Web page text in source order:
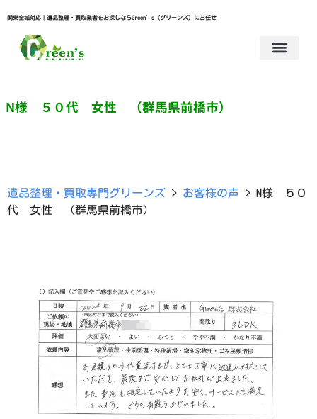
関東全域対応｜遺品整理・買取業者をお探しならGreen’s（グリーンズ）にお任せ
N様 ５０代 女性 （群馬県前橋市）
遺品整理・買取専門グリーンズ > お客様の声 >
N様 ５０
代 女性 （群馬県前橋市）